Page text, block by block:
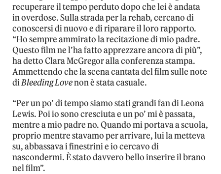
recuperare il tempo perduto dopo che lei è andata
in overdose. Sulla strada per la rehab, cercano di
conoscersi di nuovo e di riparare il loro rapporto.
“Ho sempre ammirato la recitazione di mio padre.
Questo film ne l’ha fatto apprezzare ancora di più”,
ha detto Clara McGregor alla conferenza stampa.
Ammettendo che la scena cantata del film sulle note
diBleeding Lovenon è stata casuale.
“Per un po’ di tempo siamo stati grandi fan di Leona
Lewis. Poi io sono cresciuta e un po’ mi è passata,
mentre a mio padre no. Quando mi portava a scuola,
proprio mentre stavamo per arrivare, lui la metteva
su, abbassava i finestrini e io cercavo di
nascondermi. È stato davvero bello inserire il brano
nel film”.